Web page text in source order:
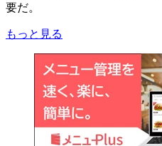
要だ。
もっと見る